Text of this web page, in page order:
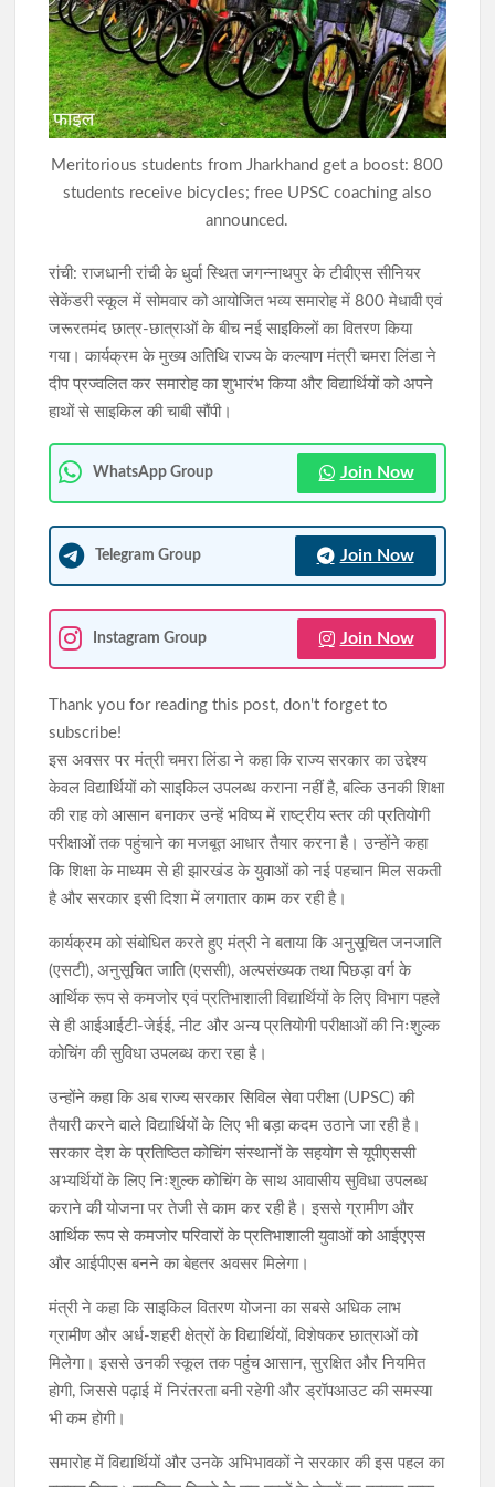
असम बाढ़ पीड़ितों के लिए झारखंड का बड़ा सहयोग, हेमंत सोरेन ने राहत कोष
में दिए 3 करोड़ रुपये
गोवंशीय पशुओं की तस्करी का प्रयास विफल, दो तस्कर गिरफ्तार; 12 मवेशी
बरामद
Meritorious students from Jharkhand get a boost: 800
students receive bicycles; free UPSC coaching also
announced.
रांची: राजधानी रांची के धुर्वा स्थित जगन्नाथपुर के टीवीएस सीनियर
सेकेंडरी स्कूल में सोमवार को आयोजित भव्य समारोह में 800 मेधावी एवं
जरूरतमंद छात्र-छात्राओं के बीच नई साइकिलों का वितरण किया
गया। कार्यक्रम के मुख्य अतिथि राज्य के कल्याण मंत्री चमरा लिंडा ने
दीप प्रज्वलित कर समारोह का शुभारंभ किया और विद्यार्थियों को अपने
हाथों से साइकिल की चाबी सौंपी।
WhatsApp Group Join Now
Telegram Group Join Now
Instagram Group Join Now
Thank you for reading this post, don't forget to
subscribe!
इस अवसर पर मंत्री चमरा लिंडा ने कहा कि राज्य सरकार का उद्देश्य
केवल विद्यार्थियों को साइकिल उपलब्ध कराना नहीं है, बल्कि उनकी शिक्षा
की राह को आसान बनाकर उन्हें भविष्य में राष्ट्रीय स्तर की प्रतियोगी
परीक्षाओं तक पहुंचाने का मजबूत आधार तैयार करना है। उन्होंने कहा
कि शिक्षा के माध्यम से ही झारखंड के युवाओं को नई पहचान मिल सकती
है और सरकार इसी दिशा में लगातार काम कर रही है।
कार्यक्रम को संबोधित करते हुए मंत्री ने बताया कि अनुसूचित जनजाति
(एसटी), अनुसूचित जाति (एससी), अल्पसंख्यक तथा पिछड़ा वर्ग के
आर्थिक रूप से कमजोर एवं प्रतिभाशाली विद्यार्थियों के लिए विभाग पहले
से ही आईआईटी-जेईई, नीट और अन्य प्रतियोगी परीक्षाओं की निःशुल्क
कोचिंग की सुविधा उपलब्ध करा रहा है।
उन्होंने कहा कि अब राज्य सरकार सिविल सेवा परीक्षा (UPSC) की
तैयारी करने वाले विद्यार्थियों के लिए भी बड़ा कदम उठाने जा रही है।
सरकार देश के प्रतिष्ठित कोचिंग संस्थानों के सहयोग से यूपीएससी
अभ्यर्थियों के लिए निःशुल्क कोचिंग के साथ आवासीय सुविधा उपलब्ध
कराने की योजना पर तेजी से काम कर रही है। इससे ग्रामीण और
आर्थिक रूप से कमजोर परिवारों के प्रतिभाशाली युवाओं को आईएएस
और आईपीएस बनने का बेहतर अवसर मिलेगा।
मंत्री ने कहा कि साइकिल वितरण योजना का सबसे अधिक लाभ
ग्रामीण और अर्ध-शहरी क्षेत्रों के विद्यार्थियों, विशेषकर छात्राओं को
मिलेगा। इससे उनकी स्कूल तक पहुंच आसान, सुरक्षित और नियमित
होगी, जिससे पढ़ाई में निरंतरता बनी रहेगी और ड्रॉपआउट की समस्या
भी कम होगी।
समारोह में विद्यार्थियों और उनके अभिभावकों ने सरकार की इस पहल का